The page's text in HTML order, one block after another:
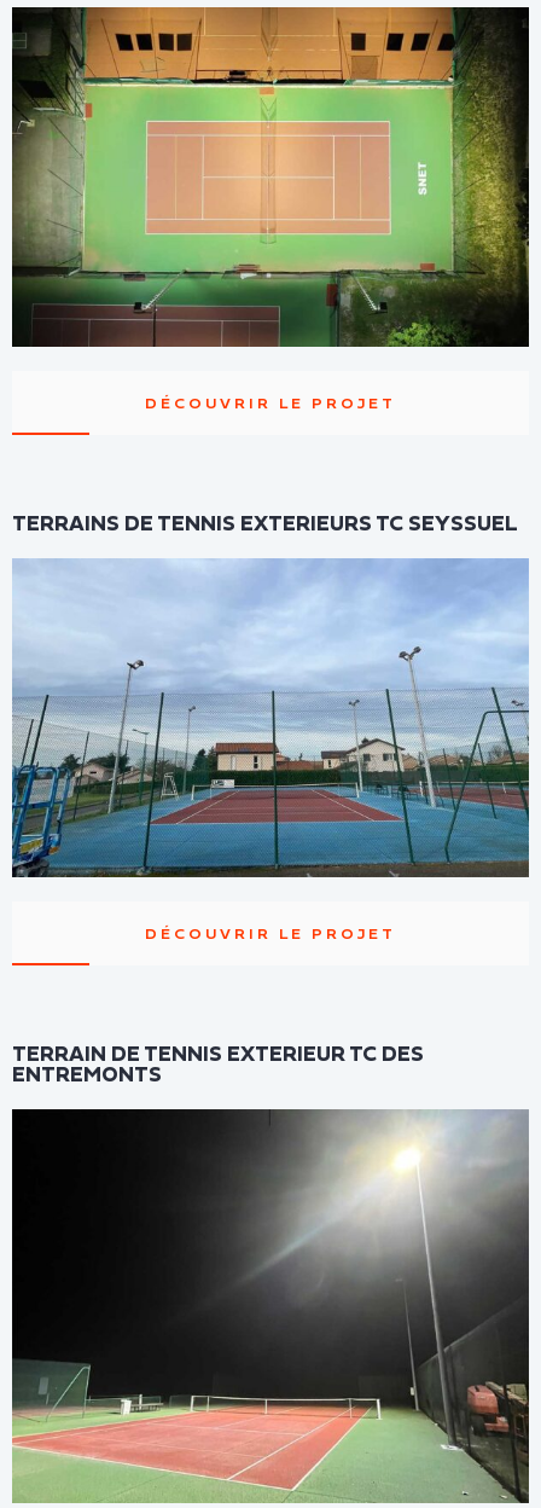
DÉCOUVRIR LE PROJET
TERRAINS DE TENNIS EXTERIEURS TC SEYSSUEL
DÉCOUVRIR LE PROJET
TERRAIN DE TENNIS EXTERIEUR TC DES
ENTREMONTS